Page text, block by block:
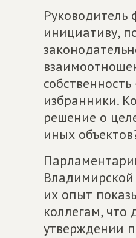
инициативу,
избранники.
решение о
иных
Владимирской
их опыт
коллегам,
утверждении